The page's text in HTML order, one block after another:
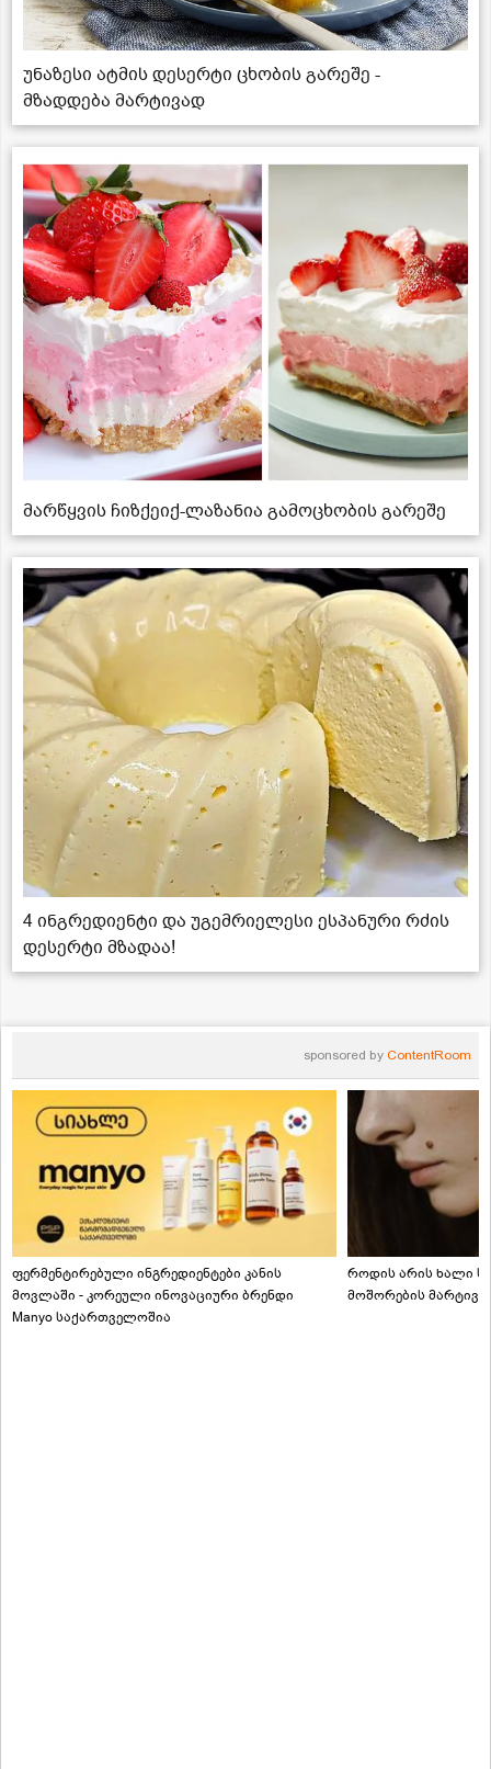
უნაზესი ატმის დესერტი ცხობის გარეშე -
მზადდება მარტივად
მარწყვის ჩიზქეიქ-ლაზანია გამოცხობის გარეშე
4 ინგრედიენტი და უგემრიელესი ესპანური რძის
დესერტი მზადაა!
sponsored by ContentRoom
ფერმენტირებული ინგრედიენტები კანის
მოვლაში - კორეული ინოვაციური ბრენდი
Manyo საქართველოშია
როდის არის ხალი
მოშორების